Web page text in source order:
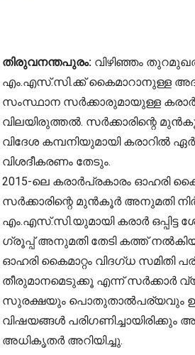
തിരുവനന്തപുരം:വിഴിഞ്ഞം
എം.എസ്.സി.ക്ക് കൈമാറാനുള്ള
സംസ്ഥാന സർക്കാരുമായുള്ള
വിലയിരുത്തൽ. സർക്കാരിന്റെ
വിദേശ കമ്പനിയുമായി കരാറിൽ
വിശദീകരണം തേടും.
2015-ലെ കരാർപ്രകാരം ഓഹരി
സർക്കാരിന്റെ മുൻകൂർ അനുമതി
എം.എസ്.സി.യുമായി കരാർ ഒപ്പിട്ട
ഗ്രൂപ്പ് അനുമതി തേടി കത്ത്
ഓഹരി കൈമാറ്റം വിദഗ്ധ സമിതി
തീരുമാനമെടുക്കൂ എന്ന് സർക്കാർ
സുരക്ഷയും പൊതുതാൽപര്യവും
വിഷയങ്ങൾ പരിഗണിച്ചായിരിക്കും
അധികൃതർ അറിയിച്ചു.